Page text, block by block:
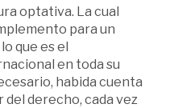
optativa. La cual
para un
que es el
en toda su
habida cuenta
derecho, cada vez